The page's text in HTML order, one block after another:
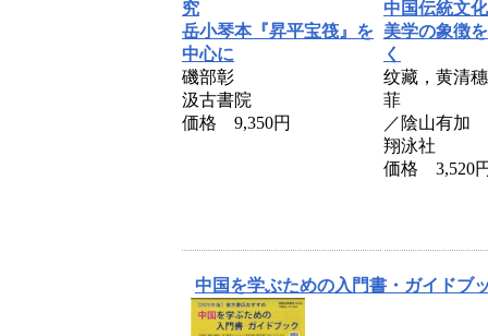
究
岳小琴本『昇平宝筏』を
中心に
磯部彰
汲古書院
価格 9,350円
中国伝統文
美学の象徴
く
纹藏，黄清
菲
／陰山有加
翔泳社
価格 3,520
中国を学ぶための入門書・ガイドブ